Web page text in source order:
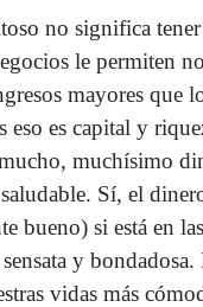
no significa
le permiten
mayores que
eso es capital y
muchísimo
Sí, el
bueno) si está en
y bondadosa.
vidas más